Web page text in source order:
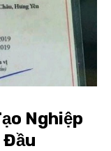
Nghiệp
Đầu